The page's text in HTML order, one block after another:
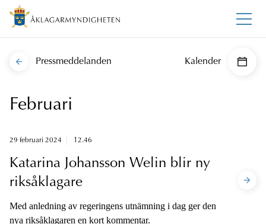
Pressmeddelanden Kalender
Februari
29 februari 2024 12.46
Katarina Johansson Welin blir ny
riksåklagare
Med anledning av regeringens utnämning i dag ger den
nya riksåklagaren en kort kommentar.